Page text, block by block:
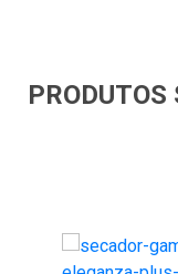
PRODUTOS